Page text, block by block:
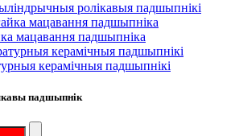
ролікавыя падшыпнікі
мацавання падшыпніка
керамічныя падшыпнікі
падшыпнік